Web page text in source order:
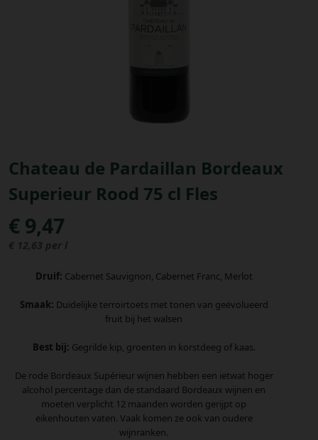
Chateau de Pardaillan Bordeaux
Superieur Rood 75 cl Fles
€ 9,47
€ 12,63 per l
Druif: Cabernet Sauvignon, Cabernet Franc, Merlot
Smaak: Duidelijke terroirtoets met tonen van geëvolueerd
fruit bij het walsen
Best bij: Gegrilde kip, groenten in korstdeeg of kaas.
De rode Bordeaux Supérieur wijnen hebben een ietwat hoger
alcohol percentage dan de standaard Bordeaux wijnen en
moeten verplicht 12 maanden worden gerijpt op
eikenhouten vaten. Vaak komen ze ook van oudere
wijnranken.